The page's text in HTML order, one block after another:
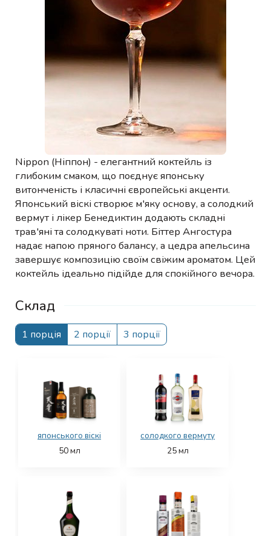
Nippon (Ніппон) - елегантний коктейль із
глибоким смаком, що поєднує японську
витонченість і класичні європейські акценти.
Японський віскі створює м'яку основу, а солодкий
вермут і лікер Бенедиктин додають складні
трав'яні та солодкуваті ноти. Біттер Ангостура
надає напою пряного балансу, а цедра апельсина
завершує композицію своїм свіжим ароматом. Цей
коктейль ідеально підійде для спокійного вечора.
Склад
1 порція 2 порції 3 порції
японського віскі
50мл
солодкого вермуту
25мл